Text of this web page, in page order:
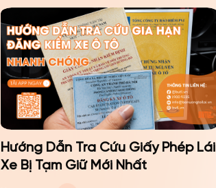
Hướng Dẫn Tra Cứu Giấy Phép Lái
Xe Bị Tạm Giữ Mới Nhất